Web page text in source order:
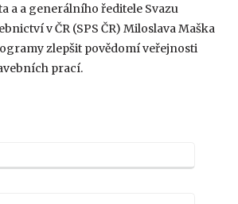
a a generálního ředitele Svazu
v ČR (SPS ČR) Miloslava Maška
zlepšit povědomí veřejnosti
prací.